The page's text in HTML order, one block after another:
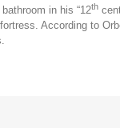
in his “12th
According to